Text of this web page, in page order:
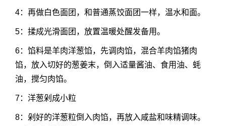
4：再做白色面团，和普通蒸饺面团一样，温水和面。
5：揉成光滑面团，放置温暖处醒发备用。
6：馅料是羊肉洋葱馅，先调肉馅，混合羊肉馅猪肉
馅，放入切好的葱姜末，倒入适量酱油、食用油、蚝
油，搅匀肉馅。
7：洋葱剁成小粒
8：剁好的洋葱粒倒入肉馅，再放入咸盐和味精调味。